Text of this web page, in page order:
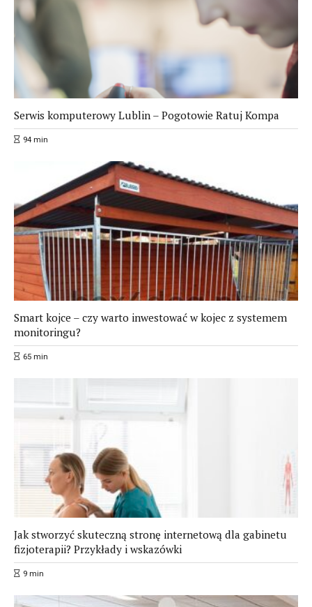
Serwis komputerowy Lublin – Pogotowie Ratuj Kompa
94 min
Smart kojce – czy warto inwestować w kojec z systemem
monitoringu?
65 min
Jak stworzyć skuteczną stronę internetową dla gabinetu
fizjoterapii? Przykłady i wskazówki
9 min